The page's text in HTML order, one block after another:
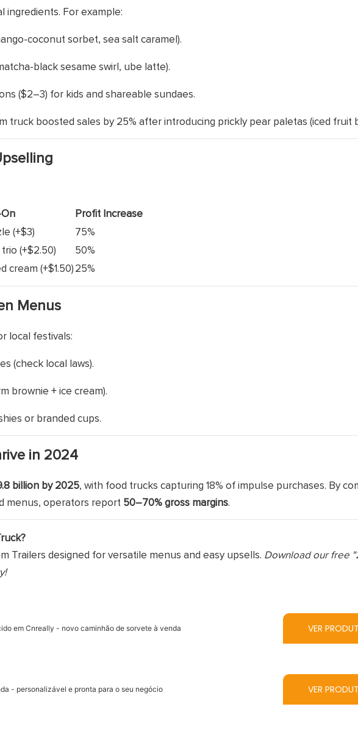
ingredients. For example:
coconut sorbet, sea salt caramel).
black sesame swirl, ube latte).
($2–3) for kids and shareable sundaes.
truck boosted sales by 25% after introducing prickly pear paletas (iced fruit
On
Profit Increase
(+$3)
75%
(+$2.50)
50%
cream (+$1.50) 25%
Menus
local festivals:
(check local laws).
brownie + ice cream).
or branded cups.
in 2024
billion by 2025, with food trucks capturing 18% of impulse purchases. By
menus, operators report 50–70% gross margins.
Trailers designed for versatile menus and easy upsells. Download our free
em Cnreally - novo caminhão de sorvete à venda VER
- personalizável e pronta para o seu negócio VER